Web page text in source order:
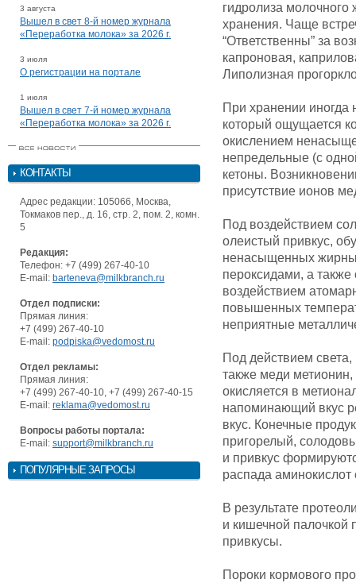
3 августа
Вышел в свет 8-й номер журнала
«Переработка молока» за 2026 г.
3 июля
О регистрации на портале
1 июля
Вышел в свет 7-й номер журнала
«Переработка молока» за 2026 г.
КОНТАКТЫ
Адрес редакции: 105066, Москва,
Токмаков пер., д. 16, стр. 2, пом. 2, комн.
5
Редакция:
Телефон: +7 (499) 267-40-10
E-mail: barteneva@milkbranch.ru
Отдел подписки:
Прямая линия:
+7 (499) 267-40-10
E-mail: podpiska@vedomost.ru
Отдел рекламы:
Прямая линия:
+7 (499) 267-40-10, +7 (499) 267-40-15
E-mail: reklama@vedomost.ru
Вопросы работы портала:
E-mail: support@milkbranch.ru
ПОПУЛЯРНЫЕ ЗАПРОСЫ
гидролиза молочного
хранения. Чаще
“Ответственны” за
капроновая,
Липолизная
При хранении иногда
который ощущается
окислением
непредельные (с
кетоны.
присутствие ионов
Под воздействием
олеистый привкус,
ненасыщенных
пероксидами, а
воздействием
повышенных
неприятные
Под действием
также меди
окисляется в
напоминающий вкус
вкус. Конечные
пригорелый,
и привкус
распада аминокислот
В результате
и кишечной палочкой
привкусы.
Пороки кормового